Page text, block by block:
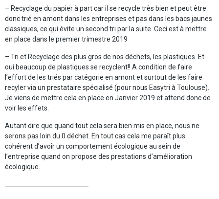
– Recyclage du papier à part car il se recycle très bien et peut être
donc trié en amont dans les entreprises et pas dans les bacs jaunes
classiques, ce qui évite un second tri par la suite. Ceci est à mettre
en place dans le premier trimestre 2019
– Tri et Recyclage des plus gros de nos déchets, les plastiques. Et
oui beaucoup de plastiques se recyclent!! A condition de faire
l’effort de les triés par catégorie en amont et surtout de les faire
recyler via un prestataire spécialisé (pour nous Easytri à Toulouse).
Je viens de mettre cela en place en Janvier 2019 et attend donc de
voir les effets.
Autant dire que quand tout cela sera bien mis en place, nous ne
serons pas loin du 0 déchet. En tout cas cela me paraît plus
cohérent d’avoir un comportement écologique au sein de
l’entreprise quand on propose des prestations d’amélioration
écologique.